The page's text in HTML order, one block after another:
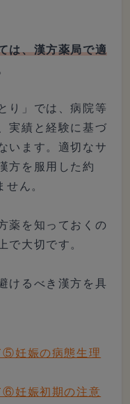
は、漢方薬局で適
り」では、病院等
実績と経験に基づ
います。適切なサ
方を服用した約
ん。
薬を知っておくの
で大切です。
けるべき漢方を具
⑤妊娠の病態生理
⑥妊娠初期の注意